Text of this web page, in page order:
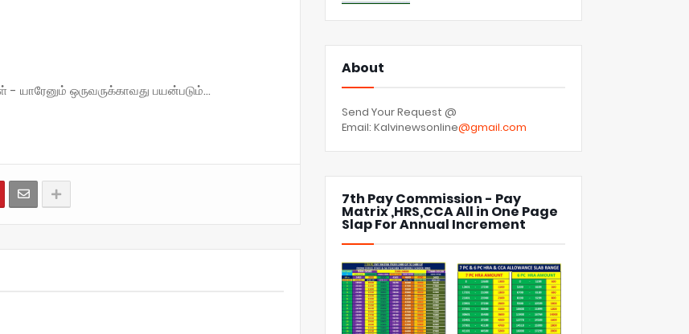
ஒருவருக்காவது பயன்படும்...
About
Send Your Request @
Email: Kalvinewsonline@gmail.com
7th Pay Commission - Pay
Matrix ,HRS,CCA All in One Page
Slap For Annual Increment